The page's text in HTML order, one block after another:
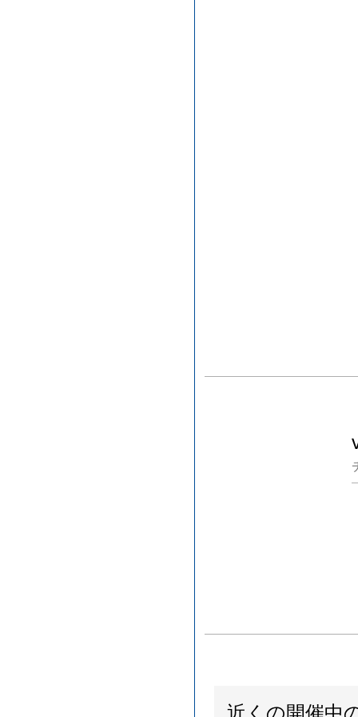
近くの開催中